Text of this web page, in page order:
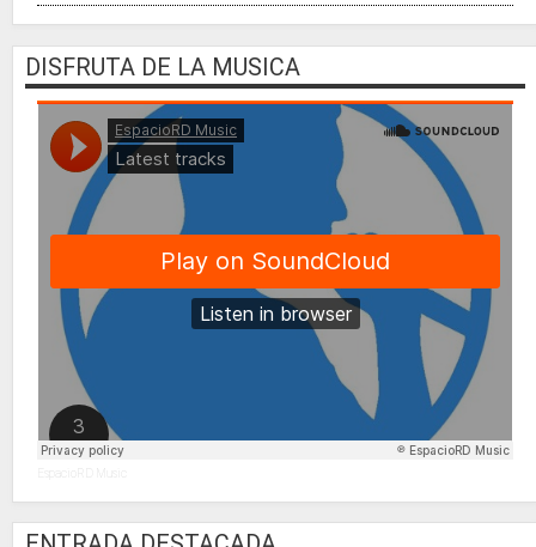
DISFRUTA DE LA MUSICA